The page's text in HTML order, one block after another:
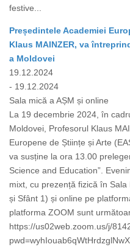
festive...
Președintele Academiei
Klaus MAINZER, va
a Moldovei
19.12.2024
- 19.12.2024
Sala mică a AȘM și online
La 19 decembrie 2024, în
Moldovei, Profesorul Klaus
Europene de Științe și Arte
va susține la ora 13.00
Science and Education”.
mixt, cu prezență fizică în
și Sfânt 1) și online pe
platforma ZOOM sunt
https://us02web.zoom.us/j/